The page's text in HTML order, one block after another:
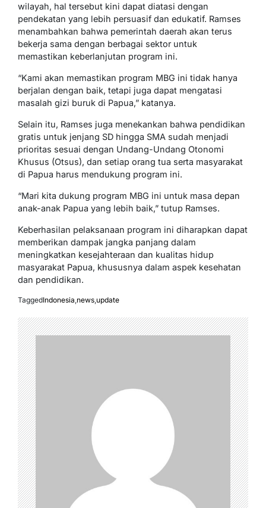
wilayah, hal tersebut kini dapat diatasi dengan
pendekatan yang lebih persuasif dan edukatif. Ramses
menambahkan bahwa pemerintah daerah akan terus
bekerja sama dengan berbagai sektor untuk
memastikan keberlanjutan program ini.
“Kami akan memastikan program MBG ini tidak hanya
berjalan dengan baik, tetapi juga dapat mengatasi
masalah gizi buruk di Papua,” katanya.
Selain itu, Ramses juga menekankan bahwa pendidikan
gratis untuk jenjang SD hingga SMA sudah menjadi
prioritas sesuai dengan Undang-Undang Otonomi
Khusus (Otsus), dan setiap orang tua serta masyarakat
di Papua harus mendukung program ini.
“Mari kita dukung program MBG ini untuk masa depan
anak-anak Papua yang lebih baik,” tutup Ramses.
Keberhasilan pelaksanaan program ini diharapkan dapat
memberikan dampak jangka panjang dalam
meningkatkan kesejahteraan dan kualitas hidup
masyarakat Papua, khususnya dalam aspek kesehatan
dan pendidikan.
TaggedIndonesia news update